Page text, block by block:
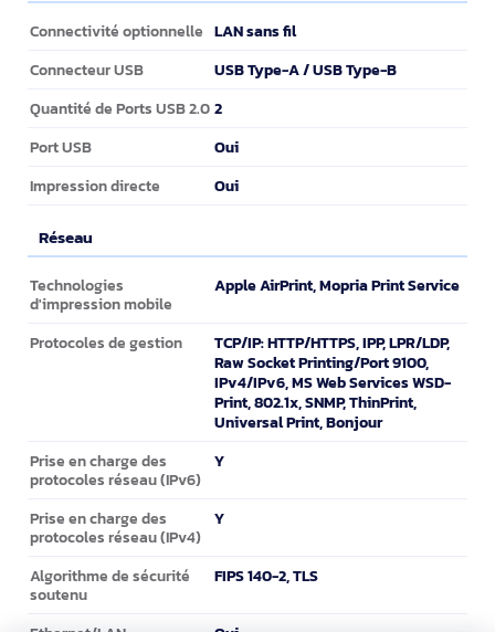
Connectivité
Connectivité optionnelle LAN sans fil
Connecteur USB USB Type-A / USB Type-B
Quantité de Ports USB 2.0 2
Port USB Oui
Impression directe Oui
Réseau
Réseau
Technologies
d'impression mobile
Apple AirPrint, Mopria Print Service
Protocoles de gestion
TCP/IP: HTTP/HTTPS, IPP, LPR/LDP,
Raw Socket Printing/Port 9100,
IPv4/IPv6, MS Web Services WSD-
Print, 802.1x, SNMP, ThinPrint,
Universal Print, Bonjour
Prise en charge des
protocoles réseau (IPv6)
Y
Prise en charge des
protocoles réseau (IPv4)
Y
Algorithme de sécurité
soutenu
FIPS 140-2, TLS